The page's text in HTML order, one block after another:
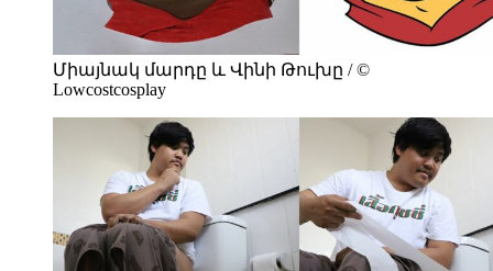
Միայնակ մարդը և Վինի Թուխը / ©
Lowcostcosplay